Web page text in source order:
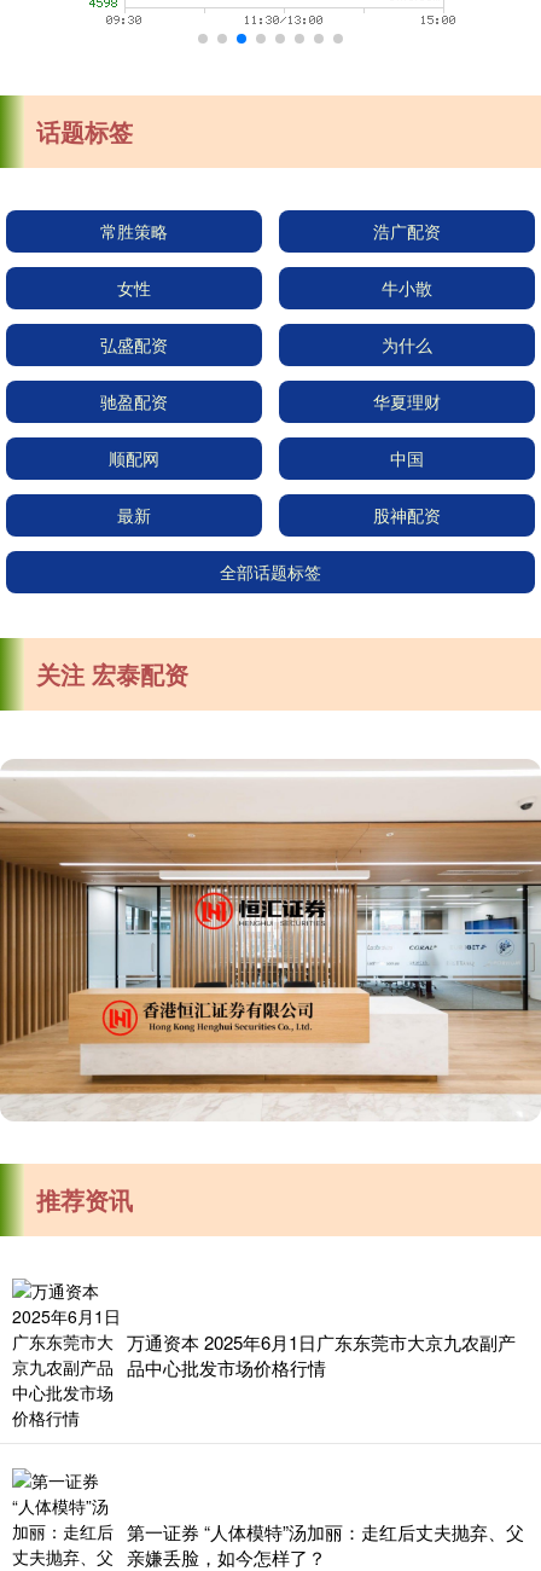
话题标签
常胜策略 浩广配资
女性 牛小散
弘盛配资 为什么
驰盈配资 华夏理财
顺配网 中国
最新 股神配资
全部话题标签
关注 宏泰配资
推荐资讯
万通资本 2025年6月1日广东东莞市大京九农副产
品中心批发市场价格行情
第一证券 “人体模特”汤加丽：走红后丈夫抛弃、父
亲嫌丢脸，如今怎样了？